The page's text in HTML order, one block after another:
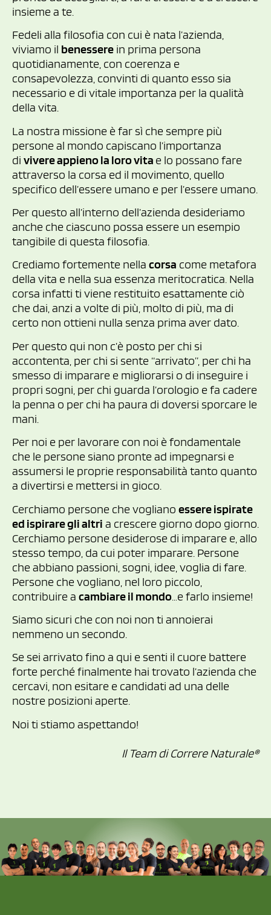
insieme a te.
Fedeli alla filosofia con cui è nata l’azienda,
viviamo il benessere in prima persona
quotidianamente, con coerenza e
consapevolezza, convinti di quanto esso sia
necessario e di vitale importanza per la qualità
della vita.
La nostra missione è far sì che sempre più
persone al mondo capiscano l’importanza
di vivere appieno la loro vita e lo possano fare
attraverso la corsa ed il movimento, quello
specifico dell’essere umano e per l’essere umano.
Per questo all’interno dell’azienda desideriamo
anche che ciascuno possa essere un esempio
tangibile di questa filosofia.
Crediamo fortemente nella corsa come metafora
della vita e nella sua essenza meritocratica. Nella
corsa infatti ti viene restituito esattamente ciò
che dai, anzi a volte di più, molto di più, ma di
certo non ottieni nulla senza prima aver dato.
Per questo qui non c’è posto per chi si
accontenta, per chi si sente “arrivato”, per chi ha
smesso di imparare e migliorarsi o di inseguire i
propri sogni, per chi guarda l’orologio e fa cadere
la penna o per chi ha paura di doversi sporcare le
mani.
Per noi e per lavorare con noi è fondamentale
che le persone siano pronte ad impegnarsi e
assumersi le proprie responsabilità tanto quanto
a divertirsi e mettersi in gioco.
Cerchiamo persone che vogliano essere ispirate
ed ispirare gli altri a crescere giorno dopo giorno.
Cerchiamo persone desiderose di imparare e, allo
stesso tempo, da cui poter imparare. Persone
che abbiano passioni, sogni, idee, voglia di fare.
Persone che vogliano, nel loro piccolo,
contribuire a cambiare il mondo…e farlo insieme!
Siamo sicuri che con noi non ti annoierai
nemmeno un secondo.
Se sei arrivato fino a qui e senti il cuore battere
forte perché finalmente hai trovato l’azienda che
cercavi, non esitare e candidati ad una delle
nostre posizioni aperte.
Noi ti stiamo aspettando!
Il Team di Correre Naturale®